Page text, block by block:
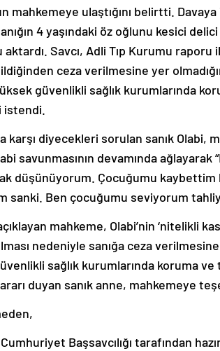
mahkemeye ulaştığını belirtti.
4 yaşındaki öz oğlunu kesici
Savcı, Adli Tıp Kurumu raporu
ceza verilmesine yer
güvenlikli sağlık kurumlarında
istendi.
karşı diyecekleri sorulan sanık Olabi,
savunmasının devamında
düşünüyorum. Çocuğumu kaybettim
sanki. Ben çocuğumu seviyorum
mahkeme, Olabi’nin ‘nitelikli
nedeniyle sanığa ceza
sağlık kurumlarında koruma ve
duyan sanık anne, mahkemeye
Başsavcılığı tarafından